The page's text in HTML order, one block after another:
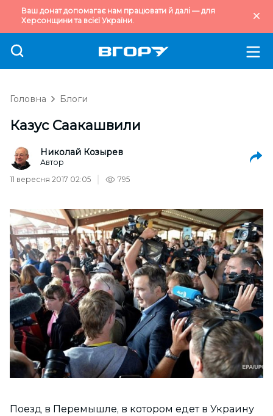
Ваш донат допомагає нам працювати й далі — для
Херсонщини та всієї України.
Головна Блоги
Казус Саакашвили
Николай Козырев
Автор
11 вересня 2017 02:05
795
Поезд в Перемышле, в котором едет в Украину